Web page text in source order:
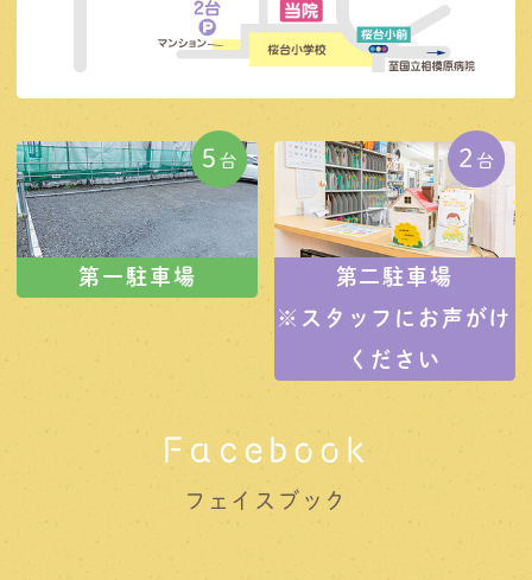
第一駐車場
第二駐車場
※スタッフにお声がけ
ください
Facebook
フェイスブック